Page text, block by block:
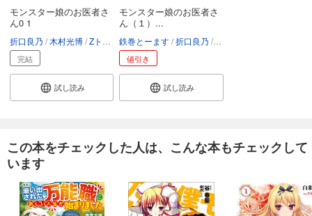
モンスター娘のお医者さ
ん0 1
折口良乃 木村光博 Zトン ソロピップB
完結
試し読み
モンスター娘のお医者さ
ん（１）...
鉄巻とーます 折口良乃
値引き
試し読み
この本をチェックした人は、こんな本もチェックして
います